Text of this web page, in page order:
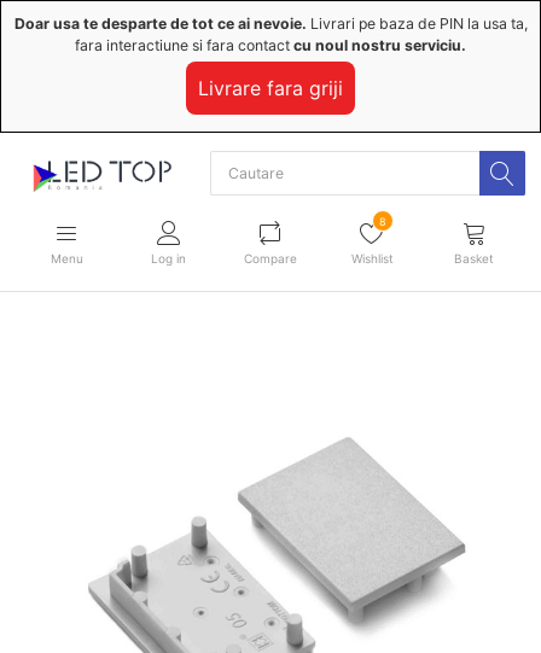
Doar usa te desparte de tot ce ai nevoie. Livrari pe baza de PIN la usa ta,
fara interactiune si fara contact cu noul nostru serviciu.
Livrare fara griji
Menu Log in Compare
8
Wishlist Basket